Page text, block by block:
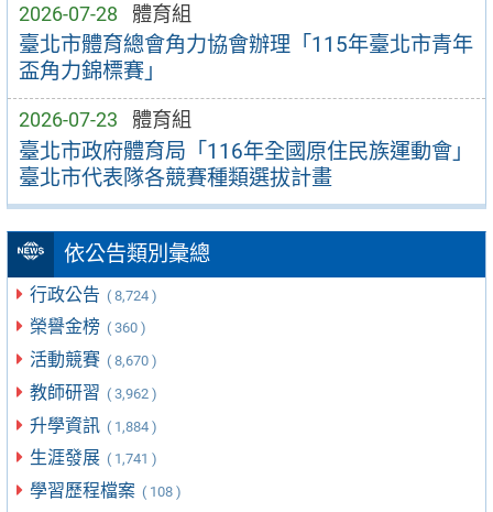
2026-07-28 體育組
臺北市體育總會角力協會辦理「115年臺北市青年
盃角力錦標賽」
2026-07-23 體育組
臺北市政府體育局「116年全國原住民族運動會」
臺北市代表隊各競賽種類選拔計畫
依公告類別彙總
行政公告 ( 8,724 )
榮譽金榜 ( 360 )
活動競賽 ( 8,670 )
教師研習 ( 3,962 )
升學資訊 ( 1,884 )
生涯發展 ( 1,741 )
學習歷程檔案 ( 108 )